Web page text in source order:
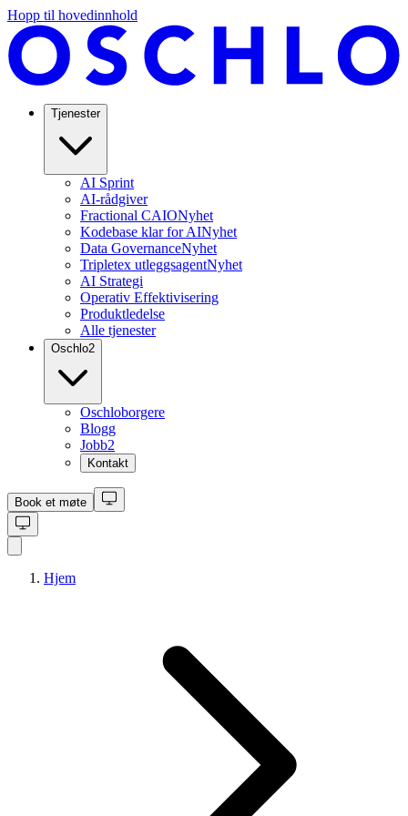
Hopp til hovedinnhold
Tjenester
AI Sprint
AI-rådgiver
Fractional CAIONyhet
Kodebase klar for AINyhet
Data GovernanceNyhet
Tripletex utleggsagentNyhet
AI Strategi
Operativ Effektivisering
Produktledelse
Alle tjenester
Oschlo2
Oschloborgere
Blogg
Jobb2
Kontakt
Book et møte
Hjem